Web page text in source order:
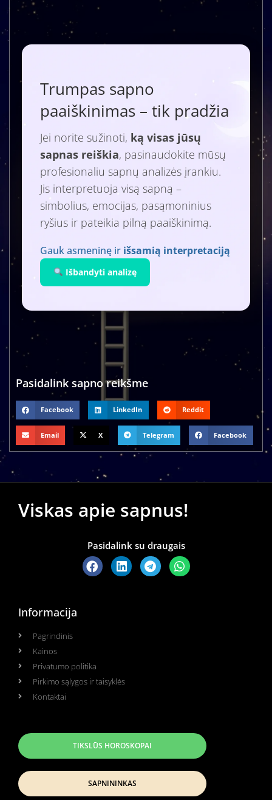
Trumpas sapno
paaiškinimas – tik pradžia
Jei norite sužinoti, ką visas jūsų
sapnas reiškia, pasinaudokite mūsų
profesionaliu sapnų analizės įrankiu.
Jis interpretuoja visą sapną –
simbolius, emocijas, pasąmoninius
ryšius ir pateikia pilną paaiškinimą.
Gauk asmeninę ir išsamią interpretaciją
Išbandyti analizę
Pasidalink sapno reikšme
Facebook LinkedIn Reddit
Email X Telegram Facebook
Viskas apie sapnus!
Pasidalink su draugais
Informacija
Pagrindinis
Kainos
Privatumo politika
Pirkimo sąlygos ir taisyklės
Kontaktai
TIKSLŪS HOROSKOPAI
SAPNININKAS